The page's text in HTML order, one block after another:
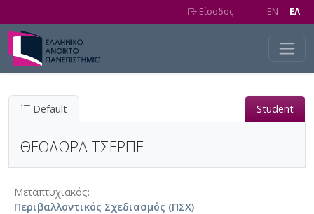
Είσοδος EN EΛ
Default Student
ΘΕΟΔΩΡΑ ΤΣΕΡΠΕ
Μεταπτυχιακός
Περιβαλλοντικός Σχεδιασμός (ΠΣΧ)